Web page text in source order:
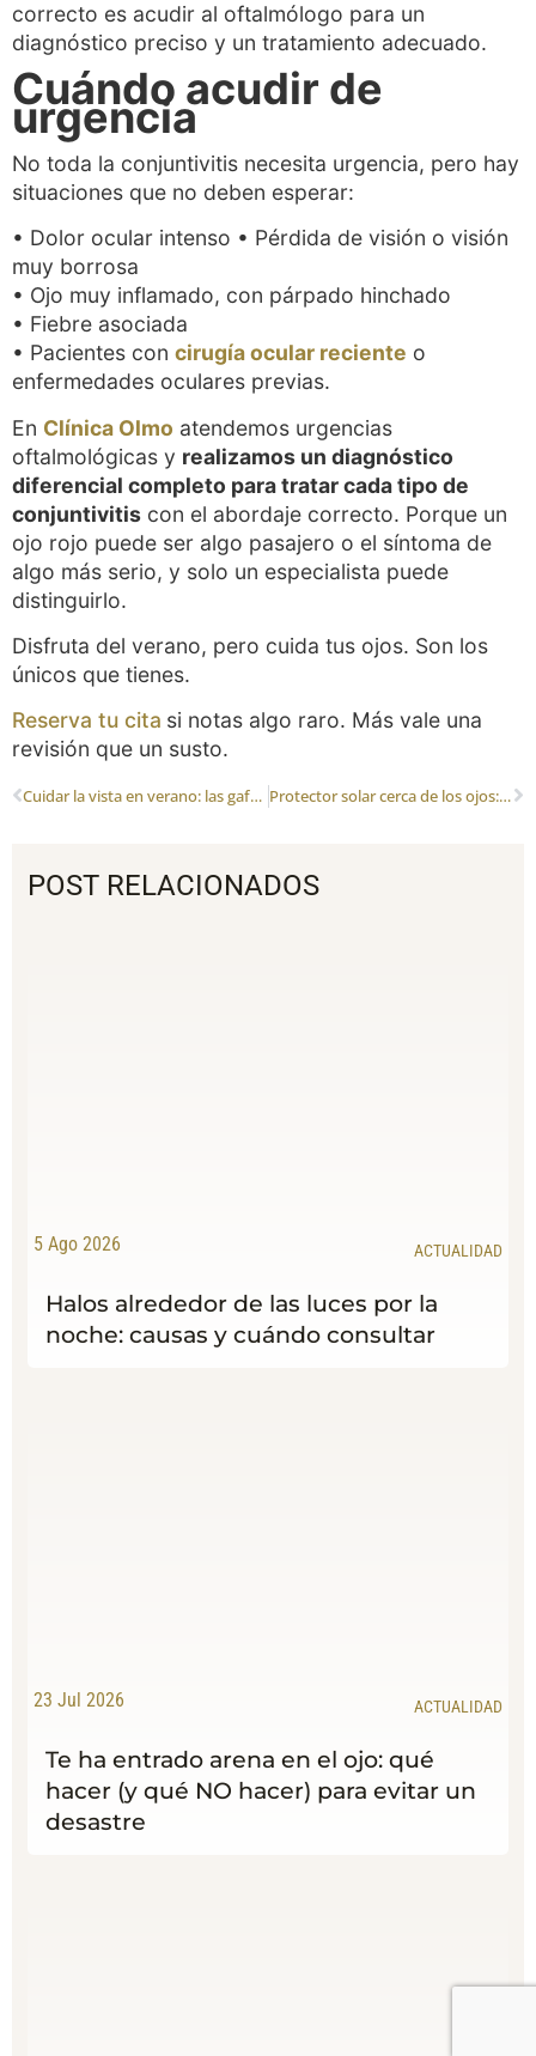
correcto es acudir al oftalmólogo para un
diagnóstico preciso y un tratamiento adecuado.
Cuándo acudir de
urgencia
No toda la conjuntivitis necesita urgencia, pero hay
situaciones que no deben esperar:
• Dolor ocular intenso • Pérdida de visión o visión
muy borrosa
• Ojo muy inflamado, con párpado hinchado
• Fiebre asociada
• Pacientes con cirugía ocular reciente o
enfermedades oculares previas.
En Clínica Olmo atendemos urgencias
oftalmológicas y realizamos un diagnóstico
diferencial completo para tratar cada tipo de
conjuntivitis con el abordaje correcto. Porque un
ojo rojo puede ser algo pasajero o el síntoma de
algo más serio, y solo un especialista puede
distinguirlo.
Disfruta del verano, pero cuida tus ojos. Son los
únicos que tienes.
Reserva tu cita si notas algo raro. Más vale una
revisión que un susto.
Cuidar la vista en verano: las gafas de sol son más que un complemento Protector solar cerca de los ojos: lo que debes saber
POST RELACIONADOS
5 Ago 2026 ACTUALIDAD
Halos alrededor de las luces por la
noche: causas y cuándo consultar
23 Jul 2026 ACTUALIDAD
Te ha entrado arena en el ojo: qué
hacer (y qué NO hacer) para evitar un
desastre